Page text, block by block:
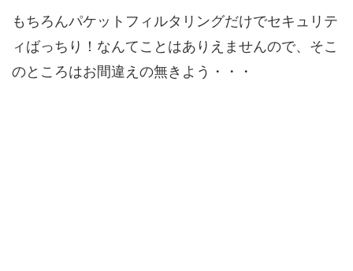
もちろんパケットフィルタリングだけでセキュリテ
ィばっちり！なんてことはありえませんので、そこ
のところはお間違えの無きよう・・・